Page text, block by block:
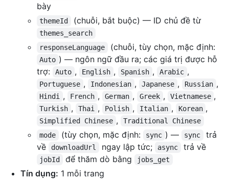
bày
themeId (chuỗi, bắt buộc) — ID chủ đề từ
themes_search
responseLanguage
(chuỗi, tùy chọn, mặc định:
Auto ) — ngôn ngữ đầu ra; các giá trị được hỗ
trợ:
Auto , English , Spanish , Arabic ,
Portuguese , Indonesian , Japanese , Russian ,
Hindi , French , German , Greek , Vietnamese ,
Turkish , Thai , Polish , Italian , Korean ,
Simplified Chinese ,
Traditional Chinese
mode
(tùy chọn, mặc định: sync ) — sync
trả
về
downloadUrl ngay lập tức; async trả về
jobId để thăm dò bằng jobs_get
Tín dụng: 1 mỗi trang